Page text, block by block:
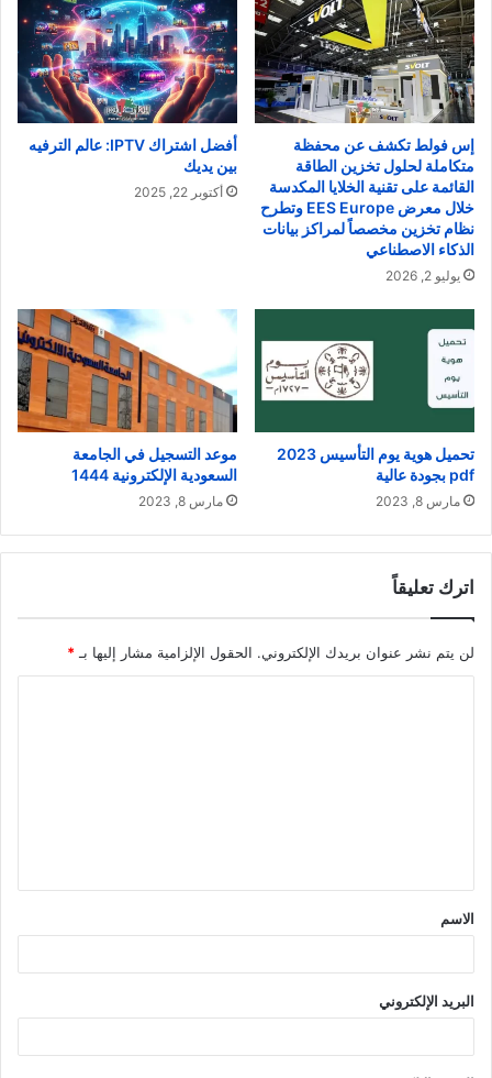
إس فولط تكشف عن محفظة
متكاملة لحلول تخزين الطاقة
القائمة على تقنية الخلايا المكدسة
خلال معرض EES Europe وتطرح
نظام تخزين مخصصاً لمراكز بيانات
الذكاء الاصطناعي
يوليو 2, 2026
أفضل اشتراك IPTV: عالم الترفيه
بين يديك
أكتوبر 22, 2025
تحميل هوية يوم التأسيس 2023
pdf بجودة عالية
مارس 8, 2023
موعد التسجيل في الجامعة
السعودية الإلكترونية 1444
مارس 8, 2023
اترك تعليقاً
لن يتم نشر عنوان بريدك الإلكتروني. الحقول الإلزامية مشار إليها بـ*
ق
*
الاسم
البريد الإلكتروني